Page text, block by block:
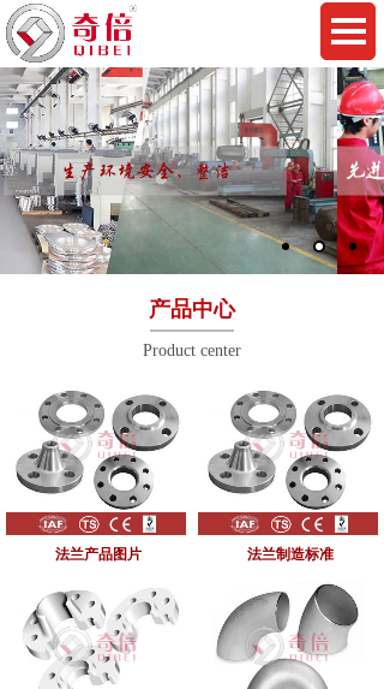
产品中心
Product center
法兰产品图片 法兰制造标准